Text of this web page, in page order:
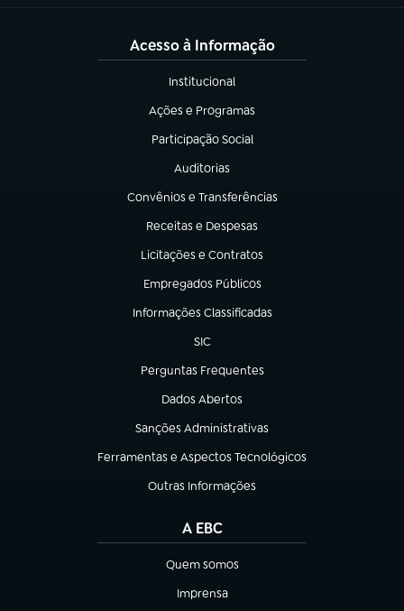
Acesso à Informação
Institucional
(abre em nova aba)
Ações e Programas
(abre em nova aba)
Participação Social
(abre em nova aba)
Auditorias
(abre em nova aba)
Convênios e Transferências
(abre em nova aba)
Receitas e Despesas
(abre em nova aba)
Licitações e Contratos
(abre em nova aba)
Empregados Públicos
(abre em nova aba)
Informações Classificadas
(abre em nova aba)
SIC
(abre em nova aba)
Perguntas Frequentes
(abre em nova aba)
Dados Abertos
(abre em nova aba)
Sanções Administrativas
(abre em nova aba)
Ferramentas e Aspectos Tecnológicos
(abre em nova aba)
Outras Informações
(abre em nova aba)
A EBC
Quem somos
(abre em nova aba)
Imprensa
(abre em nova aba)